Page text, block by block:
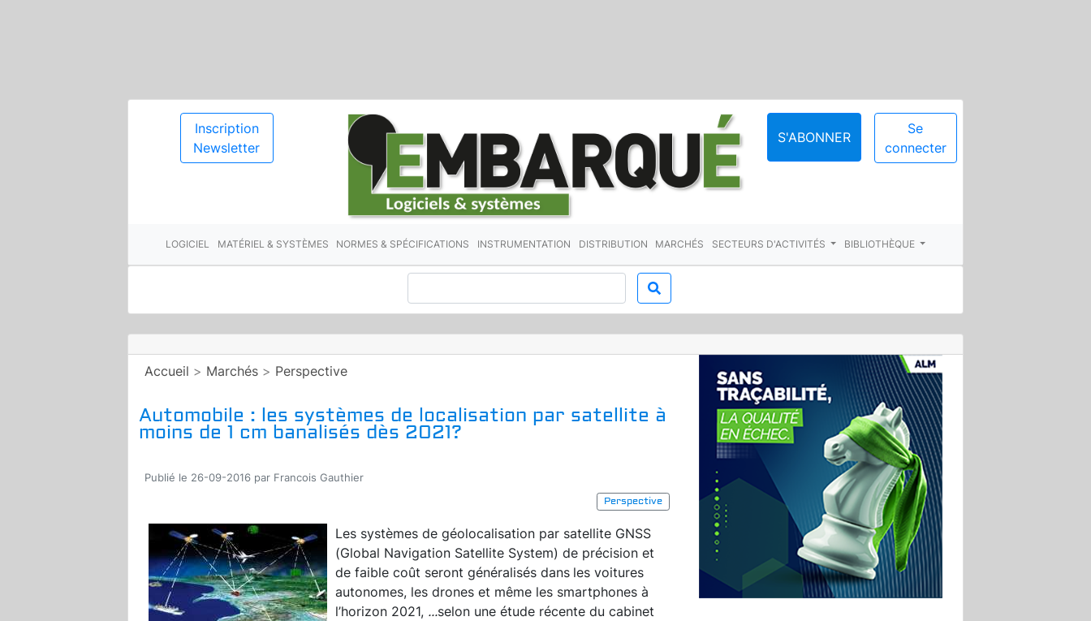
Inscription
Newsletter
S'ABONNER
Se
connecter
LOGICIEL MATÉRIEL & SYSTÈMES NORMES & SPÉCIFICATIONS INSTRUMENTATION DISTRIBUTION MARCHÉS SECTEURS D'ACTIVITÉS BIBLIOTHÈQUE
Accueil > Marchés > Perspective
Automobile : les systèmes de localisation par satellite à
moins de 1 cm banalisés dès 2021?
Publié le 26-09-2016 par Francois Gauthier
Perspective
Les systèmes de géolocalisation par satellite GNSS
(Global Navigation Satellite System) de précision et
de faible coût seront généralisés dans les voitures
autonomes, les drones et même les smartphones à
l’horizon 2021, ...selon une étude récente du cabinet